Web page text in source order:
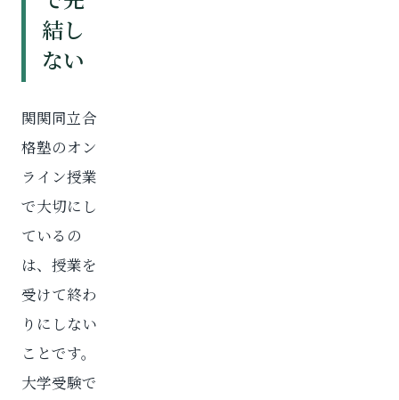
結し
ない
関関同立合
格塾のオン
ライン授業
で大切にし
ているの
は、授業を
受けて終わ
りにしない
ことです。
大学受験で